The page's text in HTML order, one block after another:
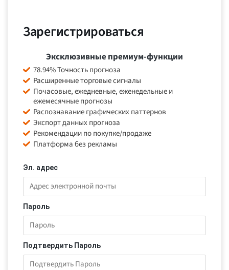
Зарегистрироваться
Эл. адрес
Пароль
Подтвердить Пароль
Эксклюзивные премиум-функции
78.94% Точность прогноза
Расширенные торговые сигналы
Почасовые, ежедневные, еженедельные и
ежемесячные прогнозы
Распознавание графических паттернов
Экспорт данных прогноза
Рекомендации по покупке/продаже
Платформа без рекламы